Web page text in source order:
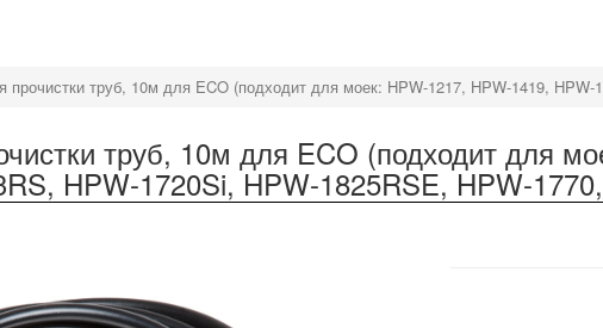
прочистки труб, 10м для ECO (подходит для моек: HPW-1217, HPW-1419,
труб, 10м для ECO (подходит для
HPW-1720Si, HPW-1825RSE, HPW-